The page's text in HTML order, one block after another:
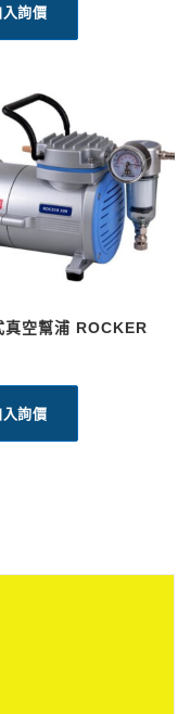
詢價
真空幫浦 ROCKER
詢價